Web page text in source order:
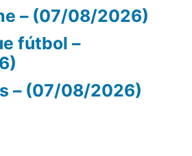
– (07/08/2026)
fútbol –
– (07/08/2026)